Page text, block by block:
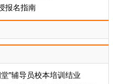
报名指南
”辅导员校本培训结业